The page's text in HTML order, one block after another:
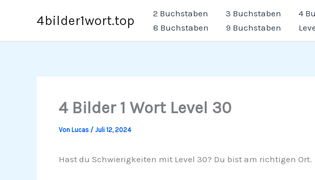
4bilder1wort.top 2 Buchstaben 3 Buchstaben 4
8 Buchstaben
9 Buchstaben
4 Bilder 1 Wort Level 30
Von Lucas / Juli 12, 2024
Hast du Schwierigkeiten mit Level 30? Du bist am richtigen Ort.